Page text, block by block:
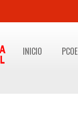
INICIO PCOE